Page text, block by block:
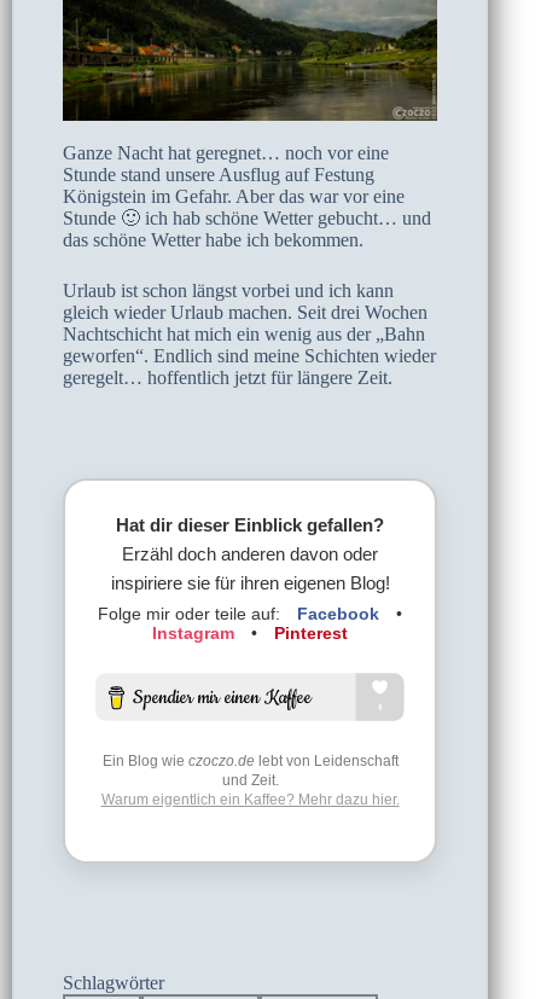
Ganze Nacht hat geregnet… noch vor eine
Stunde stand unsere Ausflug auf Festung
Königstein im Gefahr. Aber das war vor eine
Stunde 🙂 ich hab schöne Wetter gebucht… und
das schöne Wetter habe ich bekommen.
Urlaub ist schon längst vorbei und ich kann
gleich wieder Urlaub machen. Seit drei Wochen
Nachtschicht hat mich ein wenig aus der „Bahn
geworfen“. Endlich sind meine Schichten wieder
geregelt… hoffentlich jetzt für längere Zeit.
Hat dir dieser Einblick gefallen?
Erzähl doch anderen davon oder
inspiriere sie für ihren eigenen Blog!
Folge mir oder teile auf: Facebook
•
Instagram
• Pinterest
Ein Blog wie czoczo.delebt von Leidenschaft
und Zeit.
Warum eigentlich ein Kaffee? Mehr dazu hier.
Schlagwörter